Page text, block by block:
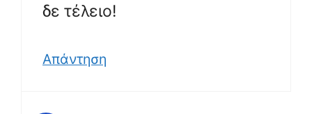
δε τέλειο!
Απάντηση